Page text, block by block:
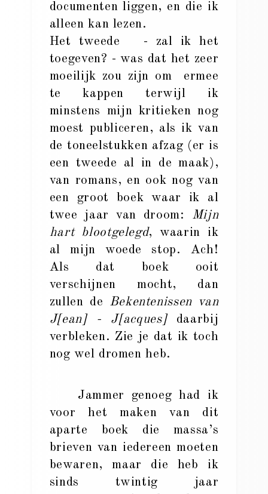
documenten liggen, en die ik
alleen kan lezen.
Het tweede - zal ik het
toegeven? - was dat het zeer
moeilijk zou zijn om ermee
te kappen terwijl ik
minstens mijn kritieken nog
moest publiceren, als ik van
de toneelstukken afzag (er is
een tweede al in de maak),
van romans, en ook nog van
een groot boek waar ik al
twee jaar van droom: Mijn
hart blootgelegd, waarin ik
al mijn woede stop. Ach!
Als dat boek ooit
verschijnen mocht, dan
zullen de Bekentenissen van
J[ean] - J[acques]daarbij
verbleken. Zie je dat ik toch
nog wel dromen heb.
Jammer genoeg had ik
voor het maken van dit
aparte boek die massa’s
brieven van iedereen moeten
bewaren, maar die heb ik
sinds twintig jaar